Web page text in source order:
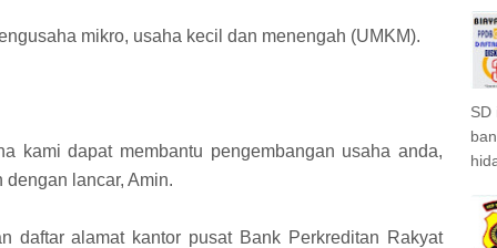
mikro, usaha kecil dan menengah (UMKM).
kami dapat membantu pengembangan usaha anda,
lancar, Amin.
daftar alamat kantor pusat Bank Perkreditan Rakyat
SD